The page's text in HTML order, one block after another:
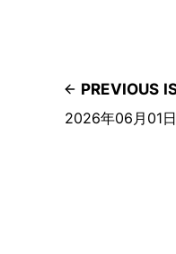
PREVIOUS
2026年06月01